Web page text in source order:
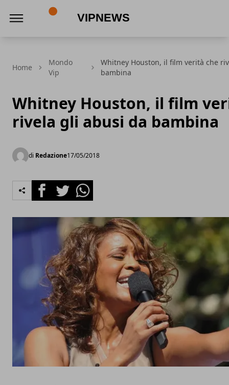
Home
Mondo
Vip
Whitney Houston, il film verità che
bambina
Whitney Houston, il film
rivela gli abusi da bambina
di Redazione17/05/2018
FacebookTwitterWhatsapp